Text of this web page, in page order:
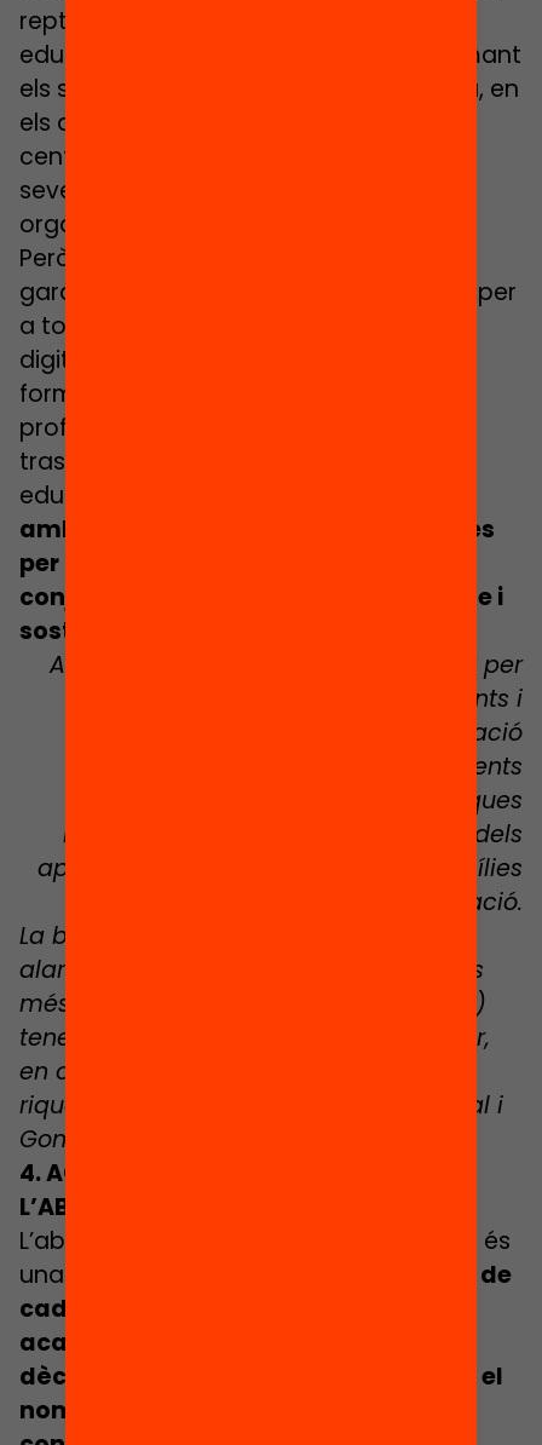
repte central en tots els sistemes
educatius del món que estan transformant
els seus models educatius. A Catalunya, en
els darrers anys milers de docents en
centenars de centres han canviat les
seves pràctiques pedagògiques i
organitzatives.
Però, per avançar cap una escola que
garanteixi un aprenentatge de qualitat per
a tothom cal reformar la secundària,
digitalitzar la xarxa escolar, revisar la
formació inicial i permanent del
professorat i desplegar programes que
traslladin evidències a la pràctica
educativa, entre d’altres.
ambiciós a 10 anys amb fites i mesures
per impulsar el canvi educatiu en el
conjunt del sistema de manera creïble i
sostenible.
A Catalunya hi ha una gran voluntat per
part de centres educatius, docents i
famílies per impulsar la transformació
educativa. Més d’un 80% dels docents
catalans considera que les pràctiques
innovadores afavoreixen la millora dels
aprenentatges, i prop del 60% de famílies
volen més innovació.
La bretxa digital entre les llars és
alarmant: només un 26% de les famílies
més pobres (quintil de renda més baix)
tenen un dispositiu per persona a la llar,
en oposició al 62% de les famílies més
riques (quintil de renda superior) (Bonal i
Gonzàlez, 2020).
4. ACABEM AMB L’ABSENTISME I
L’ABANDONAMENT ESCOLAR
L’abandonament prematur dels estudis és
una xacra persistent en el nostre país:
1 de
cada 5 joves abandona el sistema en
acabar l’ESO. Fins i tot després d’una
dècada i mitja de descens continuat, el
nombre de joves a Catalunya que no